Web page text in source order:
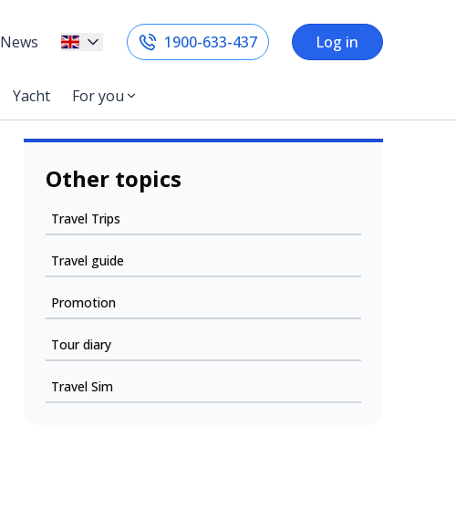
News 1900-633-437 Log in
Yacht For you
Other topics
Travel Trips
Travel guide
Promotion
Tour diary
Travel Sim